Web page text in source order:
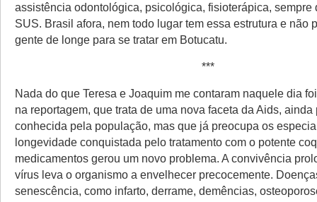
assistência odontológica, psicológica, fisioterápica, sempre
SUS. Brasil afora, nem todo lugar tem essa estrutura e não
gente de longe para se tratar em Botucatu.
***
Nada do que Teresa e Joaquim me contaram naquele dia
na reportagem, que trata de uma nova faceta da Aids, ainda
conhecida pela população, mas que já preocupa os
longevidade conquistada pelo tratamento com o potente
medicamentos gerou um novo problema. A convivência
vírus leva o organismo a envelhecer precocemente.
senescência, como infarto, derrame, demências,